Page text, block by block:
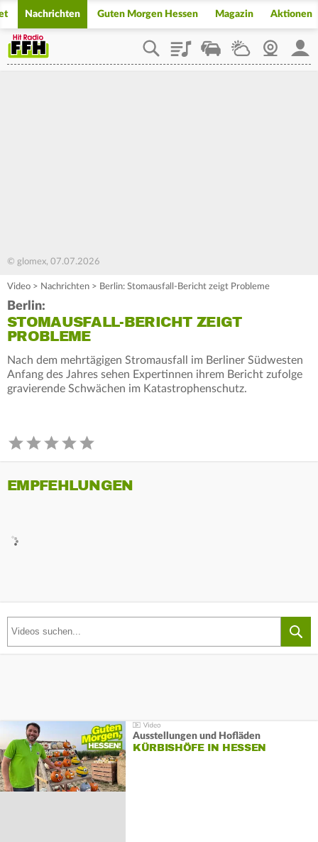
Nachrichten Guten Morgen Hessen Magazin Aktionen
PlaylistStaupilotWetterWebcam
© glomex, 07.07.2026
Video > Nachrichten > Berlin: Stomausfall-Bericht zeigt Probleme
Berlin:
STOMAUSFALL-BERICHT ZEIGT
PROBLEME
Nach dem mehrtägigen Stromausfall im Berliner Südwesten
Anfang des Jahres sehen Expertinnen ihrem Bericht zufolge
gravierende Schwächen im Katastrophenschutz.
EMPFEHLUNGEN
Ausstellungen und Hofläden
KÜRBISHÖFE IN HESSEN